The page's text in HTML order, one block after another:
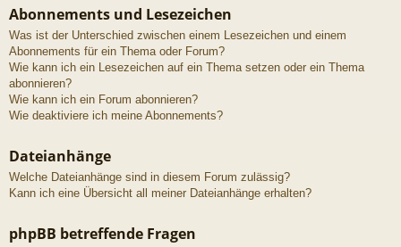
Abonnements und Lesezeichen
Was ist der Unterschied zwischen einem Lesezeichen und einem
Abonnements für ein Thema oder Forum?
Wie kann ich ein Lesezeichen auf ein Thema setzen oder ein Thema
abonnieren?
Wie kann ich ein Forum abonnieren?
Wie deaktiviere ich meine Abonnements?
Dateianhänge
Welche Dateianhänge sind in diesem Forum zulässig?
Kann ich eine Übersicht all meiner Dateianhänge erhalten?
phpBB betreffende Fragen